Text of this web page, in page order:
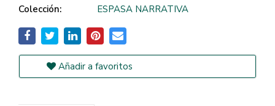
Colección:
ESPASA NARRATIVA
Añadir a favoritos